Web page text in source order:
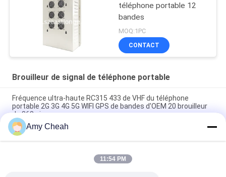
téléphone portable 12
bandes
MOQ:1PC
CONTACT
Brouilleur de signal de téléphone portable
Fréquence ultra-haute RC315 433 de VHF du téléphone
portable 2G 3G 4G 5G WIFI GPS de bandes d'OEM 20 brouilleur
de 868 signaux
40W puissance moyenne 1-50m brouilleur de signal de
téléphone portable de 8 canaux pour la prison
Dresseur omnidirectionnel d'intérieur du brouilleur 33dBm
Amy Cheah
11:54 PM